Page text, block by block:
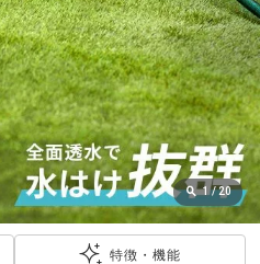
1 /20
特徴・機能